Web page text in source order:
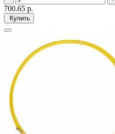
700.65 р.
Купить